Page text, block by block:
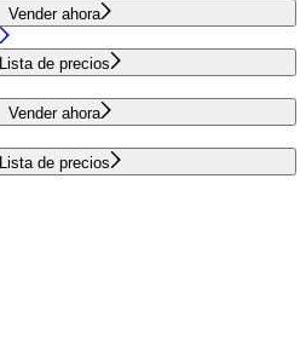
Vender ahora
Lista de precios
Vender ahora
Lista de precios